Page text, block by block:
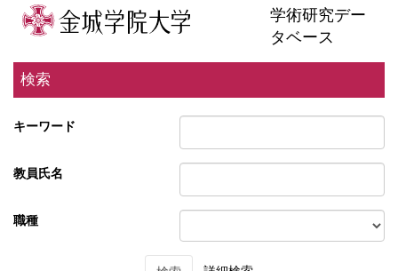
学術研究デー
タベース
検索
キーワード
教員氏名
職種